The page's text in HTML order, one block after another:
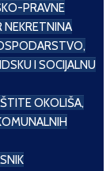
PRAVNE
NEKRETNINA
I SOCIJALNU
OKOLIŠA,